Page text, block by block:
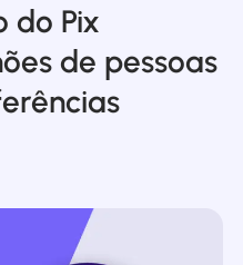
do Pix
de pessoas